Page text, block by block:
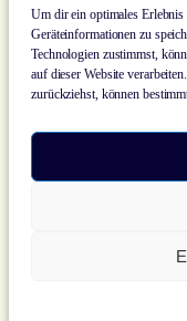
Um dir ein optimales
Geräteinformationen zu
Technologien zustimmst,
auf dieser Website
zurückziehst, können
Hausbesuche,
Neurofeedback
Tiergestützte
© 2026 Praxis für
Webdesign: